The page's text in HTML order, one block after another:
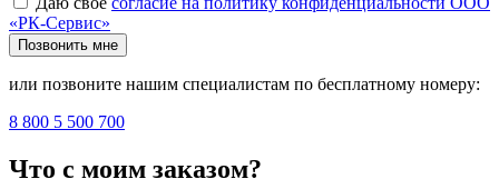
«РК-Сервис»
Позвонить мне
или позвоните нашим специалистам по бесплатному номеру:
8 800 5 500 700
Что с моим заказом?